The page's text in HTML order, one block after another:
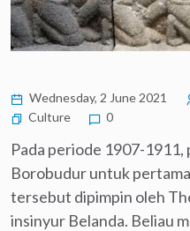
Wednesday, 2 June 2021
Culture
0
Pada periode 1907-
Borobudur untuk
tersebut dipimpin oleh
insinyur Belanda. Beliau